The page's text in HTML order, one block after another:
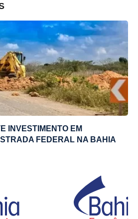
INVESTIMENTO EM
FEDERAL NA BAHIA